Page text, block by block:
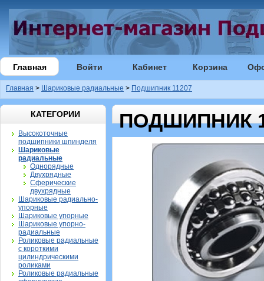
Главная Войти Кабинет Корзина
Главная > Шариковые радиальные > Подшипник 11207
КАТЕГОРИИ
Высокоточные
подшипники шпинделя
Шариковые
радиальные
Однорядные
Двухрядные
Сферические
двухрядные
Шариковые радиально-
упорные
Шариковые упорные
Шариковые упорно-
радиальные
Роликовые радиальные
с короткими
цилиндрическими
роликами
Роликовые радиальные
ПОДШИПНИК